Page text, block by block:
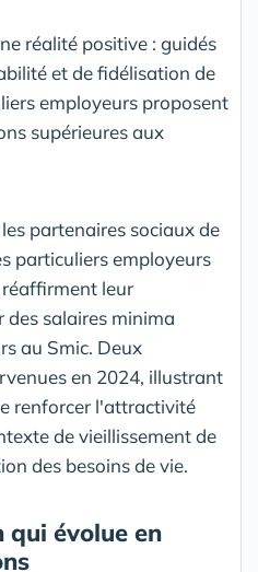
réalité positive : guidés
et de fidélisation de
employeurs proposent
supérieures aux
partenaires sociaux de
particuliers employeurs
leur
salaires minima
au Smic. Deux
en 2024, illustrant
renforcer l'attractivité
de vieillissement de
des besoins de vie.
qui évolue en